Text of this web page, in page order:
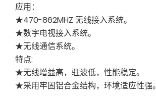
应用：
★470-862MHZ 无线接入系统。
★数字电视接入系统。
★无线通信系统。
特点:
★无线增益高，驻波低，性能稳定。
★采用牢固铝合金结构，环境适应性强。